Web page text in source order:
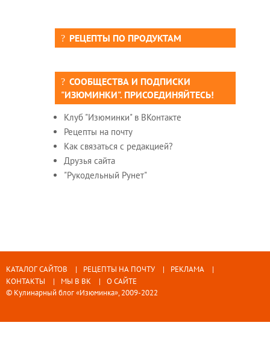
РЕЦЕПТЫ ПО ПРОДУКТАМ
СООБЩЕСТВА И ПОДПИСКИ
"ИЗЮМИНКИ". ПРИСОЕДИНЯЙТЕСЬ!
Клуб "Изюминки" в ВКонтакте
Рецепты на почту
Как связаться с редакцией?
Друзья сайта
"Рукодельный Рунет"
КАТАЛОГ САЙТОВ РЕЦЕПТЫ НА ПОЧТУ
РЕКЛАМА
КОНТАКТЫ
МЫ В ВК
О САЙТЕ
© Кулинарный блог «Изюминка», 2009-2022